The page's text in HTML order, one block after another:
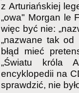
z Arturiańskiej
„owa" Morgan le
więc być nie:
„nazwane tak
błąd mieć
„Światu króla
encyklopedii na
sprawdzić, nie